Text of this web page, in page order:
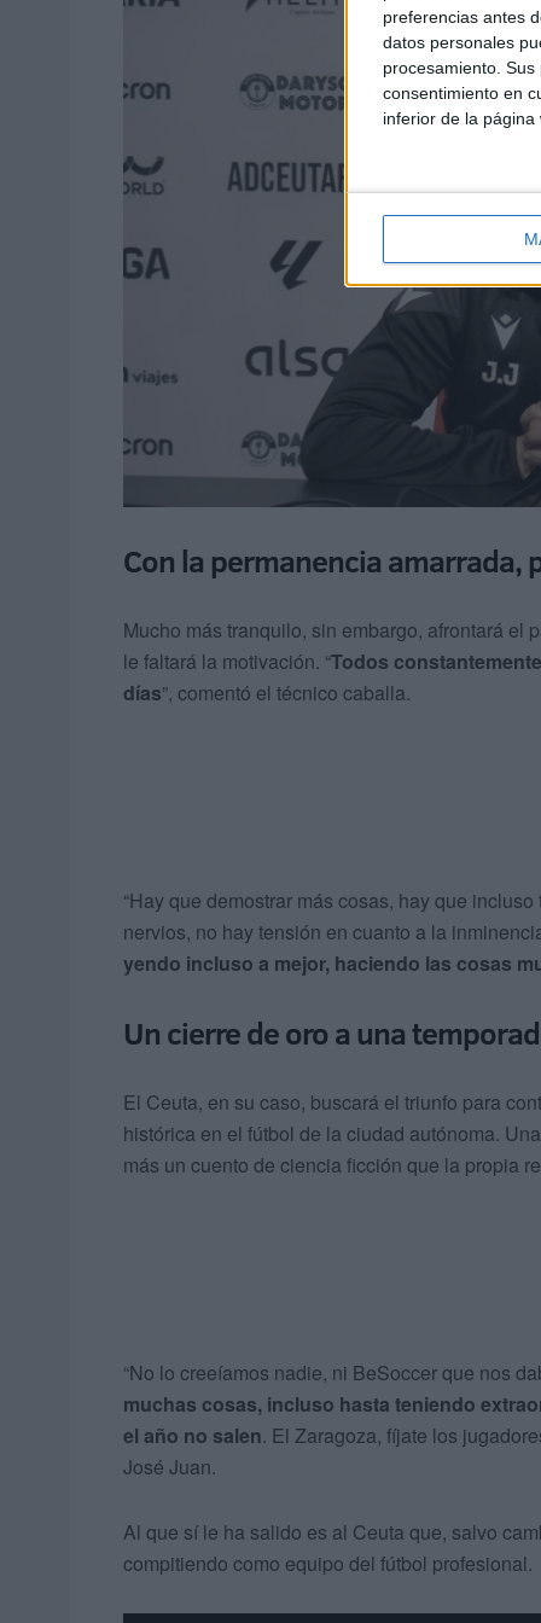
preferencias antes
datos personales
procesamiento.
consentimiento en
inferior de la página
Con la permanencia amarrada,
Mucho más tranquilo, sin embargo, afrontará el
le faltará la motivación. “Todos
días”, comentó el técnico caballa.
“Hay que demostrar más cosas, hay que
nervios, no hay tensión en cuanto a la
yendo incluso a mejor, haciendo las cosas
Un cierre de oro a una
El Ceuta, en su caso, buscará el triunfo para
histórica en el fútbol de la ciudad autónoma.
más un cuento de ciencia ficción que la propia
“No lo creeíamos nadie, ni BeSoccer que nos
muchas cosas, incluso hasta teniendo
el año no salen. El Zaragoza, fíjate los
José Juan.
Al que sí le ha salido es al Ceuta que, salvo
compitiendo como equipo del fútbol profesional.